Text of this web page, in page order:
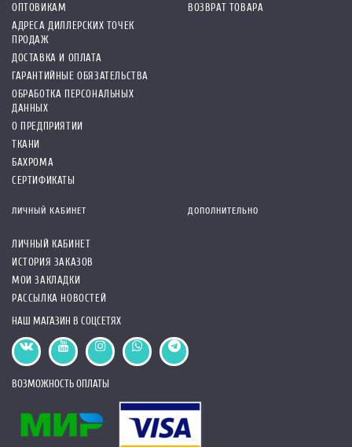
ОПТОВИКАМ
АДРЕСА ДИЛЛЕРСКИХ ТОЧЕК
ПРОДАЖ
ДОСТАВКА И ОПЛАТА
ГАРАНТИЙНЫЕ ОБЯЗАТЕЛЬСТВА
ОБРАБОТКА ПЕРСОНАЛЬНЫХ
ДАННЫХ
О ПРЕДПРИЯТИИ
ТКАНИ
БАХРОМА
СЕРТИФИКАТЫ
ВОЗВРАТ ТОВАРА
ЛИЧНЫЙ КАБИНЕТ
ЛИЧНЫЙ КАБИНЕТ
ИСТОРИЯ ЗАКАЗОВ
МОИ ЗАКЛАДКИ
РАССЫЛКА НОВОСТЕЙ
ДОПОЛНИТЕЛЬНО
НАШ МАГАЗИН В СОЦСЕТЯХ
ВОЗМОЖНОСТЬ ОПЛАТЫ